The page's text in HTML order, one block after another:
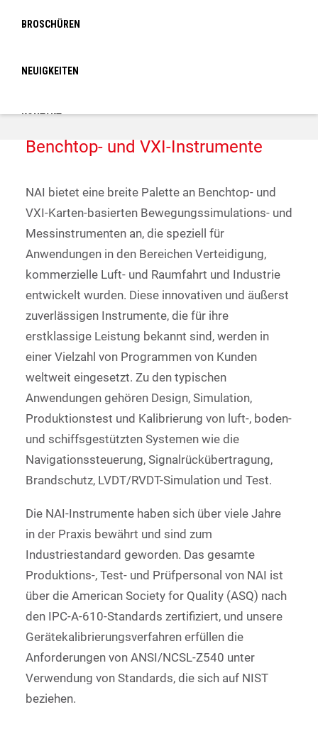
BROSCHÜREN
NEUIGKEITEN
KONTAKT
Benchtop- und VXI-Instrumente
NAI bietet eine breite Palette an Benchtop- und
VXI-Karten-basierten Bewegungssimulations- und
Messinstrumenten an, die speziell für
Anwendungen in den Bereichen Verteidigung,
kommerzielle Luft- und Raumfahrt und Industrie
entwickelt wurden. Diese innovativen und äußerst
zuverlässigen Instrumente, die für ihre
erstklassige Leistung bekannt sind, werden in
einer Vielzahl von Programmen von Kunden
weltweit eingesetzt. Zu den typischen
Anwendungen gehören Design, Simulation,
Produktionstest und Kalibrierung von luft-, boden-
und schiffsgestützten Systemen wie die
Navigationssteuerung, Signalrückübertragung,
Brandschutz, LVDT/RVDT-Simulation und Test.
Die NAI-Instrumente haben sich über viele Jahre
in der Praxis bewährt und sind zum
Industriestandard geworden. Das gesamte
Produktions-, Test- und Prüfpersonal von NAI ist
über die American Society for Quality (ASQ) nach
den IPC-A-610-Standards zertifiziert, und unsere
Gerätekalibrierungsverfahren erfüllen die
Anforderungen von ANSI/NCSL-Z540 unter
Verwendung von Standards, die sich auf NIST
beziehen.